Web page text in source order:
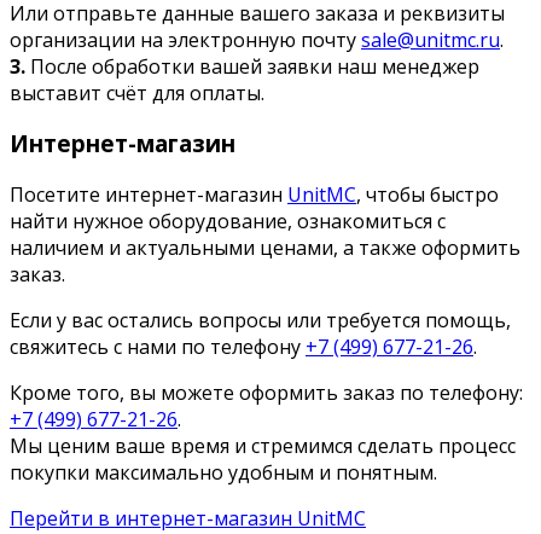
Или отправьте данные вашего заказа и реквизиты
организации на электронную почтуsale@unitmc.ru.
3. После обработки вашей заявки наш менеджер
выставит счёт для оплаты.
Интернет-магазин
Посетите интернет-магазин UnitMC, чтобы быстро
найти нужное оборудование, ознакомиться с
наличием и актуальными ценами, а также оформить
заказ.
Если у вас остались вопросы или требуется помощь,
свяжитесь с нами по телефону +7 (499) 677-21-26.
Кроме того, вы можете оформить заказ по телефону:
+7 (499) 677-21-26.
Мы ценим ваше время и стремимся сделать процесс
покупки максимально удобным и понятным.
Перейти в интернет-магазин UnitMC